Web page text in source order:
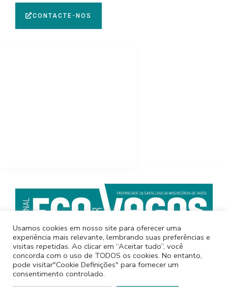
© 2022 JORNAL ECO DE VAGOS
CONTACTE-NOS
Usamos cookies em nosso site para oferecer uma
experiência mais relevante, lembrando suas preferências e
visitas repetidas. Ao clicar em “Aceitar tudo”, você
concorda com o uso de TODOS os cookies. No entanto,
pode visitar"Cookie Definições" para fornecer um
consentimento controlado.